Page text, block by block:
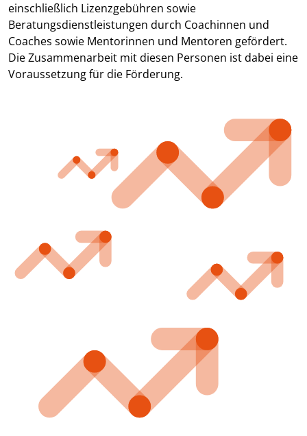
einschließlich Lizenzgebühren sowie
Beratungsdienstleistungen durch Coachinnen und
Coaches sowie Mentorinnen und Mentoren gefördert.
Die Zusammenarbeit mit diesen Personen ist dabei eine
Voraussetzung für die Förderung.